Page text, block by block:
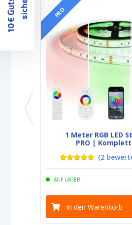
PRO
1 Meter RGB LED
PRO |
(2
AUF LAGER
In den Warenkorb